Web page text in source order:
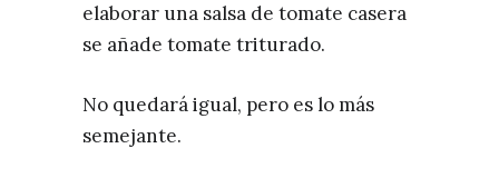
elaborar una salsa de tomate casera
se añade tomate triturado.
No quedará igual, pero es lo más
semejante.